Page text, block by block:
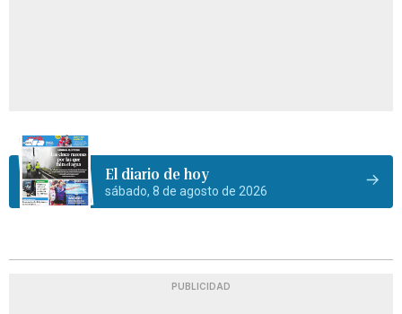
El diario de hoy
sábado, 8 de agosto de 2026
PUBLICIDAD